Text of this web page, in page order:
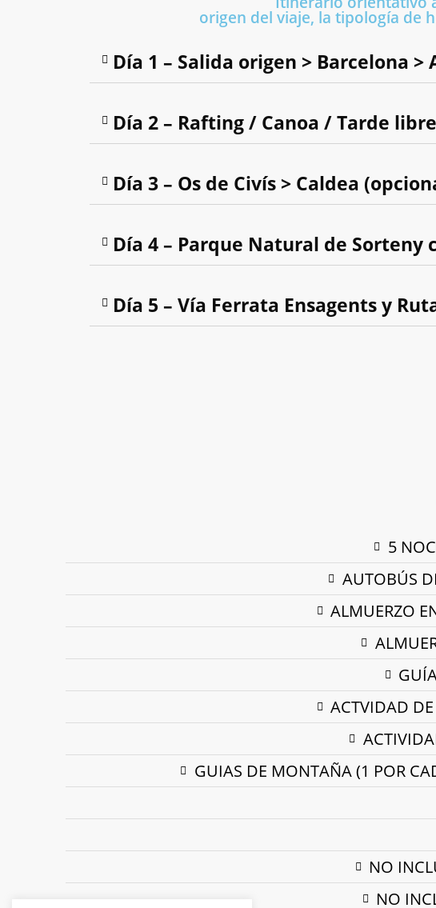
origen del viaje, la tipología de
Día 1 – Salida origen > Barcelona >
Día 2 – Rafting / Canoa / Tarde libre
Día 3 – Os de Civís > Caldea
Día 4 – Parque Natural de Sorteny
Día 5 – Vía Ferrata Ensagents y
5
AUTOBÚS
ALMUERZO
ACTVIDAD
GUIAS DE MONTAÑA (1 POR
NO
NO